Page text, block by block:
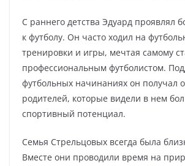
С раннего детства Эдуард проявлял
к футболу. Он часто ходил на
тренировки и игры, мечтая самому
профессиональным футболистом.
футбольных начинаниях он получал
родителей, которые видели в нем
спортивный потенциал.
Семья Стрельцовых всегда была
Вместе они проводили время на